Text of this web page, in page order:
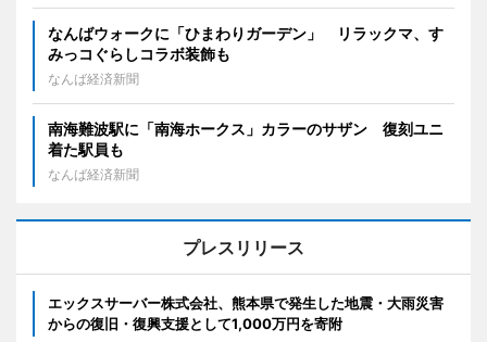
なんばウォークに「ひまわりガーデン」 リラックマ、す
みっコぐらしコラボ装飾も
なんば経済新聞
南海難波駅に「南海ホークス」カラーのサザン 復刻ユニ
着た駅員も
なんば経済新聞
プレスリリース
エックスサーバー株式会社、熊本県で発生した地震・大雨災害
からの復旧・復興支援として1,000万円を寄附